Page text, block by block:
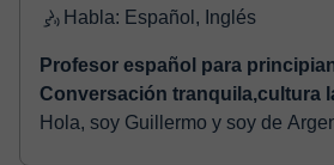
Habla: Español, Inglés
Profesor español para
Conversación tranquila,cultura
Hola, soy Guillermo y soy de Argentina. Mis